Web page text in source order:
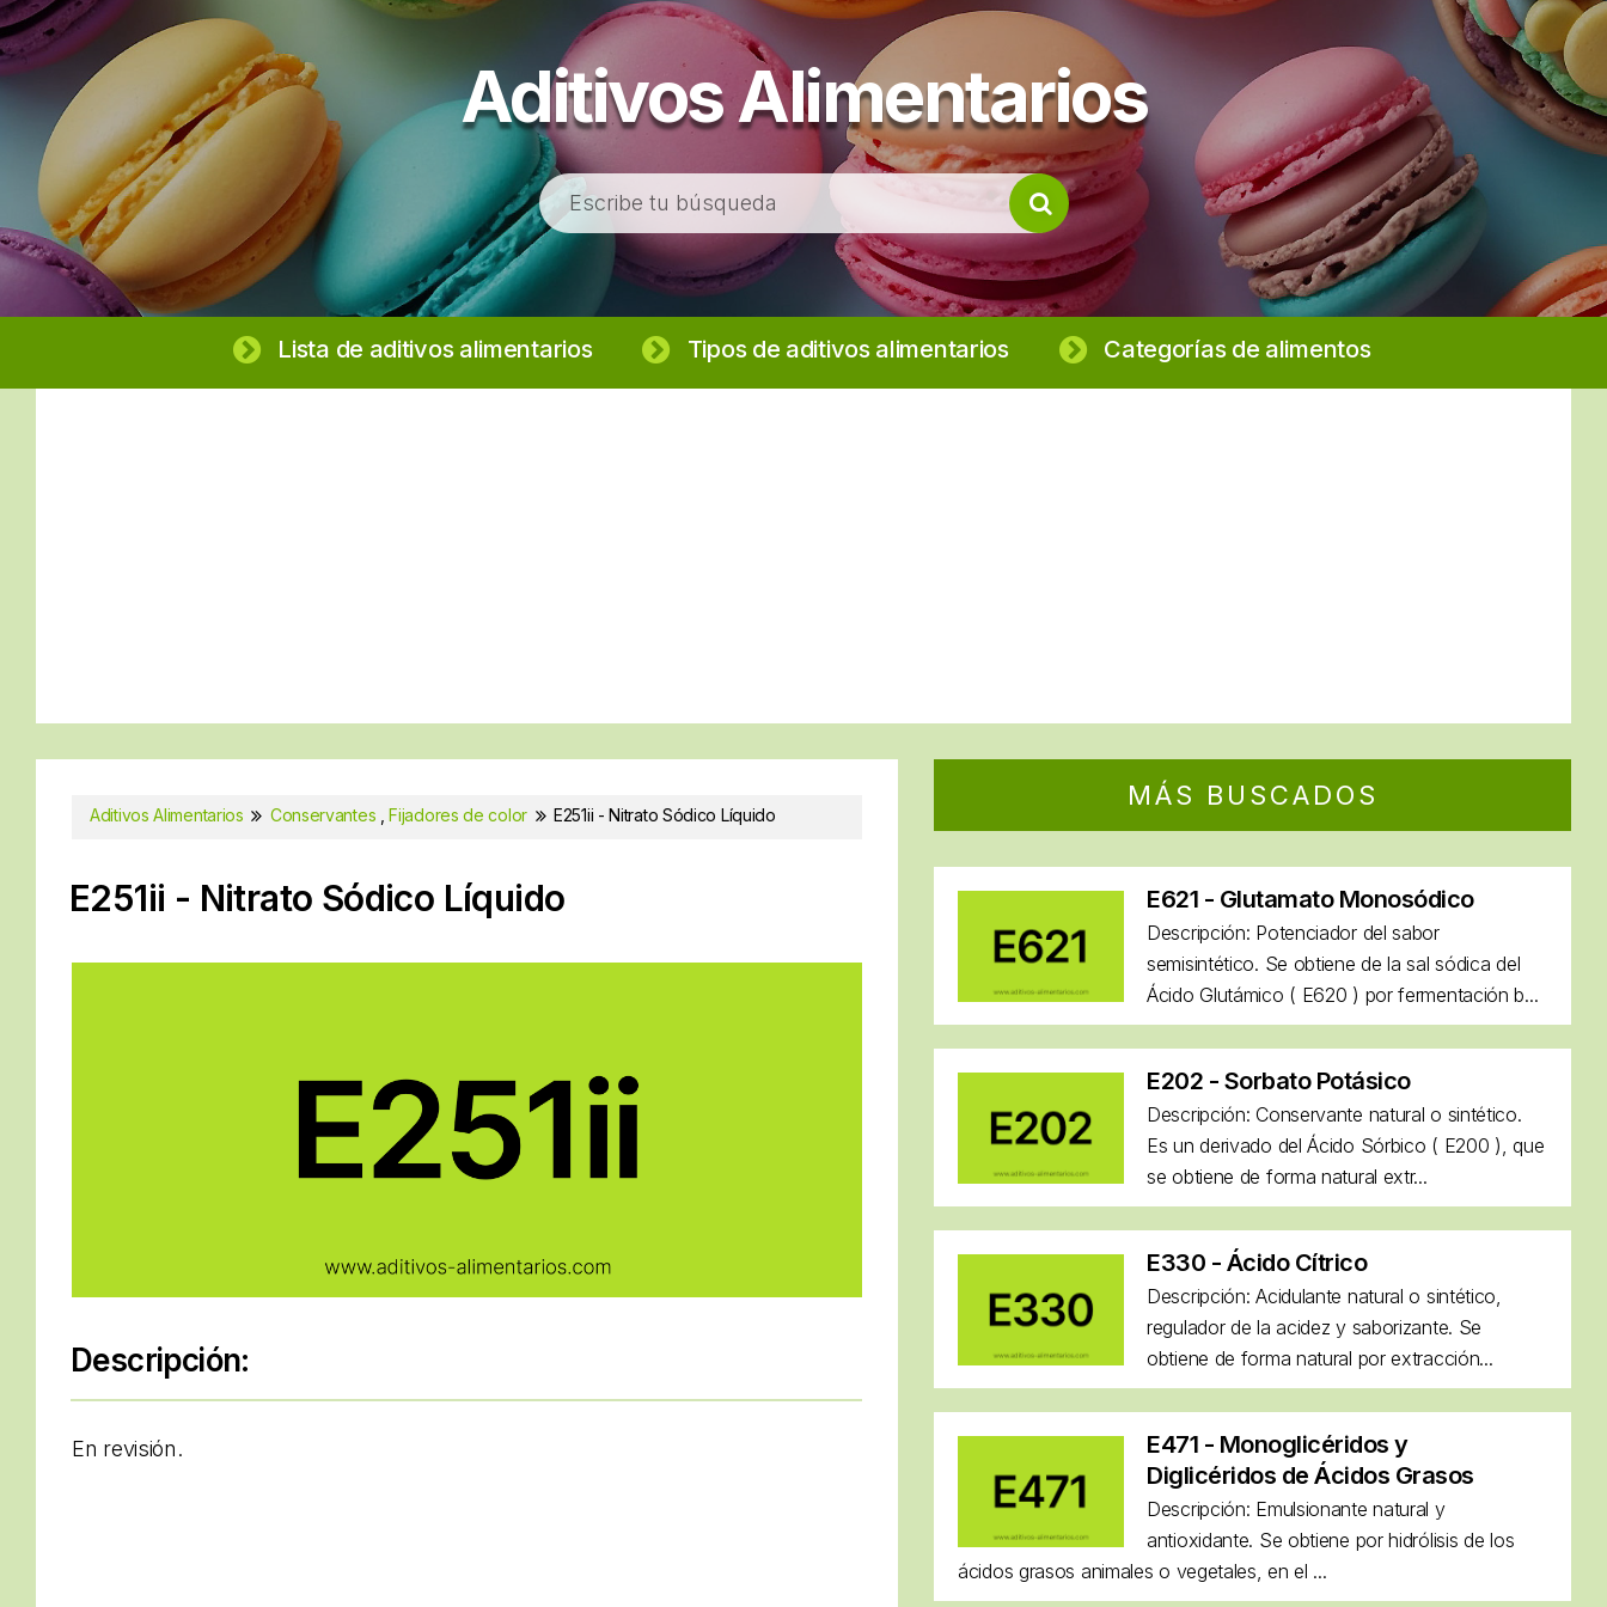
Aditivos Alimentarios
B
s
c
a
Lista de aditivos alimentarios Tipos de aditivos alimentarios Categorías de alimentos
Aditivos Alimentarios Conservantes ,Fijadores de color E251ii - Nitrato Sódico Líquido
E251ii - Nitrato Sódico Líquido
Descripción:
En revisión.
MÁS BUSCADOS
E621 - Glutamato Monosódico
Descripción: Potenciador del sabor
semisintético. Se obtiene de la sal sódica del
Ácido Glutámico ( E620 ) por fermentación b...
E202 - Sorbato Potásico
Descripción: Conservante natural o sintético.
Es un derivado del Ácido Sórbico ( E200 ), que
se obtiene de forma natural extr...
E330 - Ácido Cítrico
Descripción: Acidulante natural o sintético,
regulador de la acidez y saborizante. Se
obtiene de forma natural por extracción...
E471 - Monoglicéridos y
Diglicéridos de Ácidos Grasos
Descripción: Emulsionante natural y
antioxidante. Se obtiene por hidrólisis de los
ácidos grasos animales o vegetales, en el ...